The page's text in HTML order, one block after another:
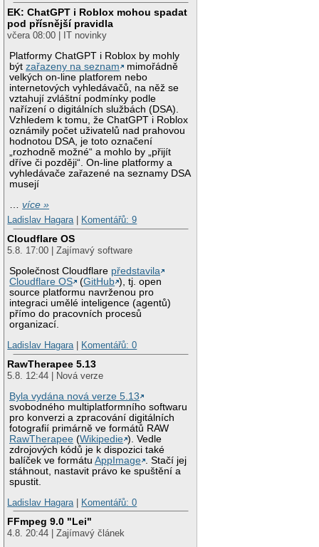
EK: ChatGPT i Roblox mohou spadat
pod přísnější pravidla
včera 08:00 | IT novinky
Platformy ChatGPT i Roblox by mohly
býtzařazeny na seznam
mimořádně
velkých on-line platforem nebo
internetových vyhledávačů, na něž se
vztahují zvláštní podmínky podle
nařízení o digitálních službách (DSA).
Vzhledem k tomu, že ChatGPT i Roblox
oznámily počet uživatelů nad prahovou
hodnotou DSA, je toto označení
„rozhodně možné“ a mohlo by „přijít
dříve či později“. On-line platformy a
vyhledávače zařazené na seznamy DSA
musejí
…více »
Ladislav Hagara| Komentářů: 9
Cloudflare OS
5.8. 17:00 | Zajímavý software
Společnost Cloudflare představila
Cloudflare OS
(GitHub ), tj. open
source platformu navrženou pro
integraci umělé inteligence (agentů)
přímo do pracovních procesů
organizací.
Ladislav Hagara| Komentářů: 0
RawTherapee 5.13
5.8. 12:44 | Nová verze
Byla vydána nová verze 5.13
svobodného multiplatformního softwaru
pro konverzi a zpracování digitálních
fotografií primárně ve formátů RAW
RawTherapee (Wikipedie ). Vedle
zdrojových kódů je k dispozici také
balíček ve formátuAppImage
. Stačí jej
stáhnout, nastavit právo ke spuštění a
spustit.
Ladislav Hagara| Komentářů: 0
FFmpeg 9.0 "Lei"
4.8. 20:44 | Zajímavý článek